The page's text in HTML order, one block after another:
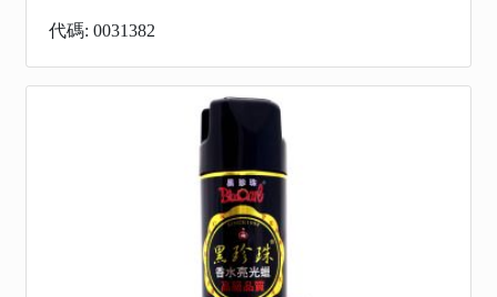
代碼: 0031382